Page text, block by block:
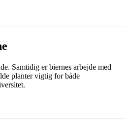
Samtidig er biernes arbejde med
planter vigtig for både